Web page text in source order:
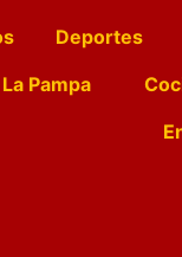
Deportes
Pampa